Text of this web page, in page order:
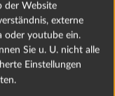
der Website
externe
oder youtube ein.
Sie u. U. nicht alle
Einstellungen